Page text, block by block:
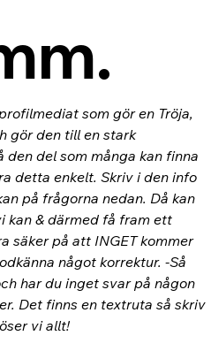
som gör en Tröja,
gör den till en stark
den del som många kan finna
detta enkelt. Skriv i den info
på frågorna nedan. Då kan
kan & därmed få fram ett
säker på att INGET kommer
något korrektur. -Så
har du inget svar på någon
Det finns en textruta så skriv
vi allt!